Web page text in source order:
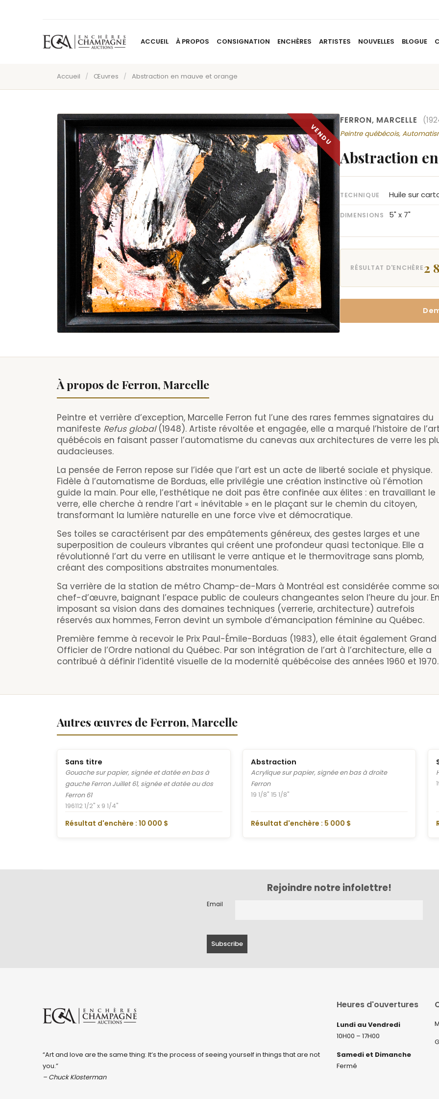
ACCUEIL À PROPOS CONSIGNATION ENCHÈRES ARTISTES NOUVELLES BLOGUE
Accueil / Œuvres / Abstraction en mauve et orange
FERRON, MARCELLE
Peintre québécois,
Abstraction
TECHNIQUE Huile sur
DIMENSIONS 5" x 7"
RÉSULTAT D'ENCHÈRE2
À propos de Ferron, Marcelle
Peintre et verrière d’exception, Marcelle Ferron fut l’une des rares femmes signataires du
manifeste Refus global(1948). Artiste révoltée et engagée, elle a marqué l’histoire de l’art
québécois en faisant passer l’automatisme du canevas aux architectures de verre les
audacieuses.
La pensée de Ferron repose sur l’idée que l’art est un acte de liberté sociale et physique.
Fidèle à l’automatisme de Borduas, elle privilégie une création instinctive où l’émotion
guide la main. Pour elle, l’esthétique ne doit pas être confinée aux élites : en travaillant le
verre, elle cherche à rendre l’art « inévitable » en le plaçant sur le chemin du citoyen,
transformant la lumière naturelle en une force vive et démocratique.
Ses toiles se caractérisent par des empâtements généreux, des gestes larges et une
superposition de couleurs vibrantes qui créent une profondeur quasi tectonique. Elle a
révolutionné l’art du verre en utilisant le verre antique et le thermovitrage sans plomb,
créant des compositions abstraites monumentales.
Sa verrière de la station de métro Champ-de-Mars à Montréal est considérée comme
chef-d’œuvre, baignant l’espace public de couleurs changeantes selon l’heure du jour. En
imposant sa vision dans des domaines techniques (verrerie, architecture) autrefois
réservés aux hommes, Ferron devint un symbole d’émancipation féminine au Québec.
Première femme à recevoir le Prix Paul-Émile-Borduas (1983), elle était également Grand
Officier de l’Ordre national du Québec. Par son intégration de l’art à l’architecture, elle a
contribué à définir l’identité visuelle de la modernité québécoise des années 1960 et 1970.
Autres œuvres de Ferron, Marcelle
Sans titre
Gouache sur papier, signée et datée en bas à
gauche Ferron Juillet 61, signée et datée au dos
Ferron 61
196112 1/2" x 9 1/4"
Résultat d'enchère : 10 000 $
Abstraction
Acrylique sur papier, signée en bas à droite
Ferron
19 1/8" 15 1/8"
Résultat d'enchère : 5 000 $
Rejoindre notre infolettre!
Email
“Art and love are the same thing: It’s the process of seeing yourself in things that are not
you.”
– Chuck Klosterman
Heures d'ouvertures
Lundi au Vendredi
10H00 – 17H00
Samedi et Dimanche
Fermé